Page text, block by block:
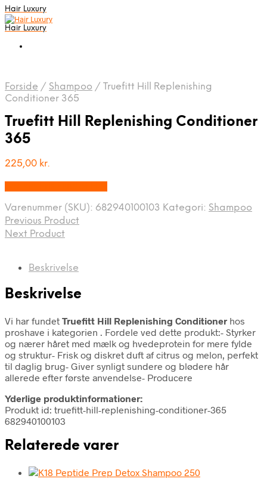
Hair Luxury
Hair Luxury
Forside / Shampoo / Truefitt Hill Replenishing
Conditioner 365
Truefitt Hill Replenishing Conditioner
365
225,00 kr.
Varenummer (SKU): 682940100103 Kategori: Shampoo
Previous Product
Next Product
Beskrivelse
Beskrivelse
Vi har fundet Truefitt Hill Replenishing Conditioner hos
proshave i kategorien . Fordele ved dette produkt:- Styrker
og nærer håret med mælk og hvedeprotein for mere fylde
og struktur- Frisk og diskret duft af citrus og melon, perfekt
til daglig brug- Giver synligt sundere og blødere hår
allerede efter første anvendelse- Producere
Yderlige produktinformationer:
Produkt id: truefitt-hill-replenishing-conditioner-365
682940100103
Relaterede varer